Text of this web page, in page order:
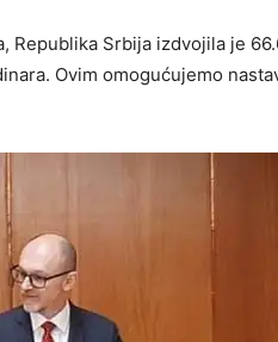
Republika Srbija izdvojila je
Ovim omogućujemo